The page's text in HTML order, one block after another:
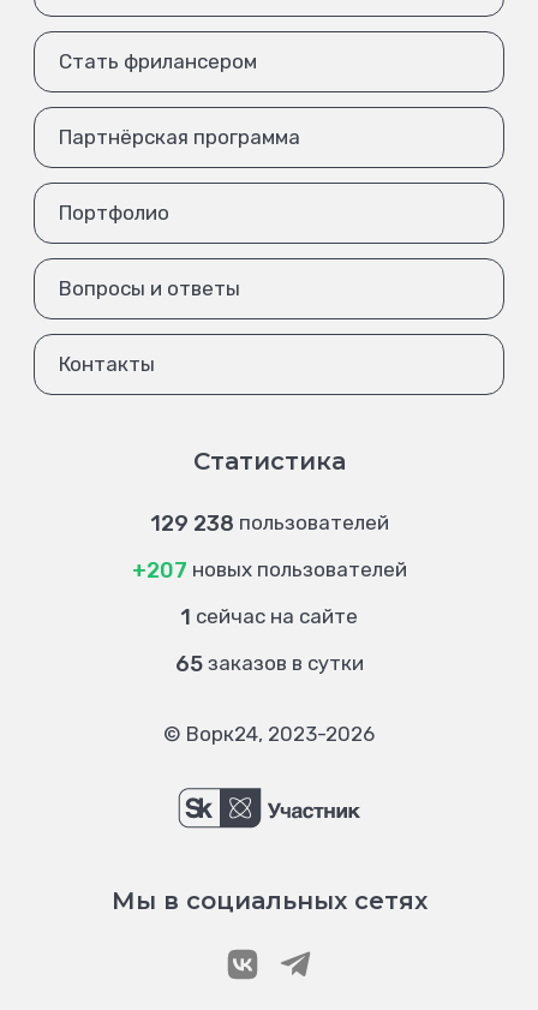
Стать фрилансером
Партнёрская программа
Портфолио
Вопросы и ответы
Контакты
Статистика
129 238 пользователей
+207 новых пользователей
1 сейчас на сайте
65 заказов в сутки
© Ворк24, 2023-2026
Мы в социальных сетях